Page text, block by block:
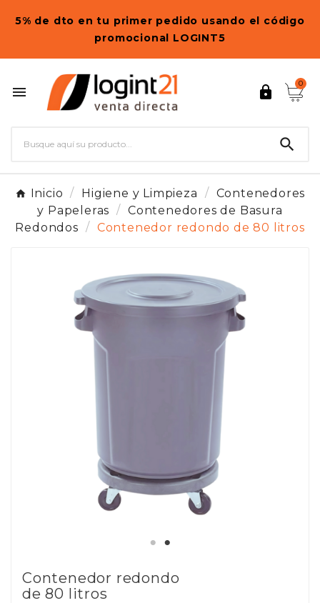
5% de dto en tu primer pedido usando el código
promocional LOGINT5
 
0

Inicio Higiene y Limpieza
Contenedores
y Papeleras
Contenedores de Basura
Redondos
Contenedor redondo de 80 litros
Contenedor redondo
de 80 litros